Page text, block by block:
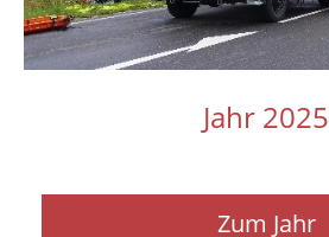
Jahr 2025
Zum Jahr